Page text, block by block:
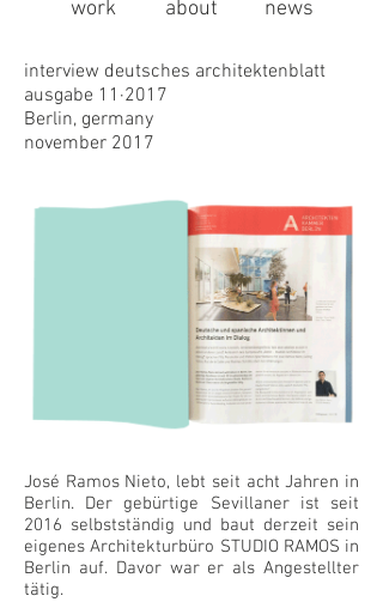
work about news
interview deutsches architektenblatt
ausgabe 11·2017
Berlin, germany
november 2017
José Ramos Nieto, lebt seit acht Jahren in
Berlin. Der gebürtige Sevillaner ist seit
2016 selbstständig und baut derzeit sein
eigenes Architekturbüro STUDIO RAMOS in
Berlin auf. Davor war er als Angestellter
tätig.